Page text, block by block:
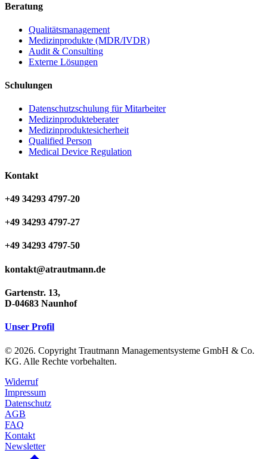
Beratung
Qualitätsmanagement
Medizinprodukte (MDR/IVDR)
Audit & Consulting
Externe Lösungen
Schulungen
Datenschutzschulung für Mitarbeiter
Medizinprodukteberater
Medizinproduktesicherheit
Qualified Person
Medical Device Regulation
Kontakt
+49 34293 4797-20
+49 34293 4797-27
+49 34293 4797-50
kontakt@atrautmann.de
Gartenstr. 13,
D-04683 Naunhof
Unser Profil
© 2026. Copyright Trautmann Managementsysteme GmbH & Co.
KG. Alle Rechte vorbehalten.
Widerruf
Impressum
Datenschutz
AGB
FAQ
Kontakt
Newsletter